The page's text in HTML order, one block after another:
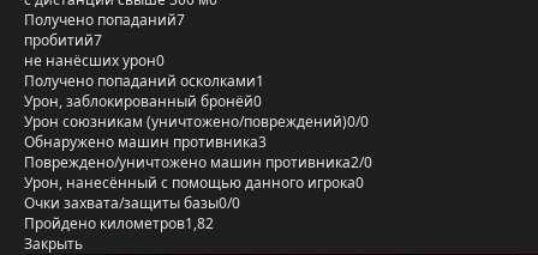
Получено попаданий7
пробитий7
не нанёсших урон0
Получено попаданий осколками1
Урон, заблокированный бронёй0
Урон союзникам (уничтожено/повреждений)0/0
Обнаружено машин противника3
Повреждено/уничтожено машин противника2/0
Урон, нанесённый с помощью данного игрока0
Очки захвата/защиты базы0/0
Пройдено километров1,82
Закрыть